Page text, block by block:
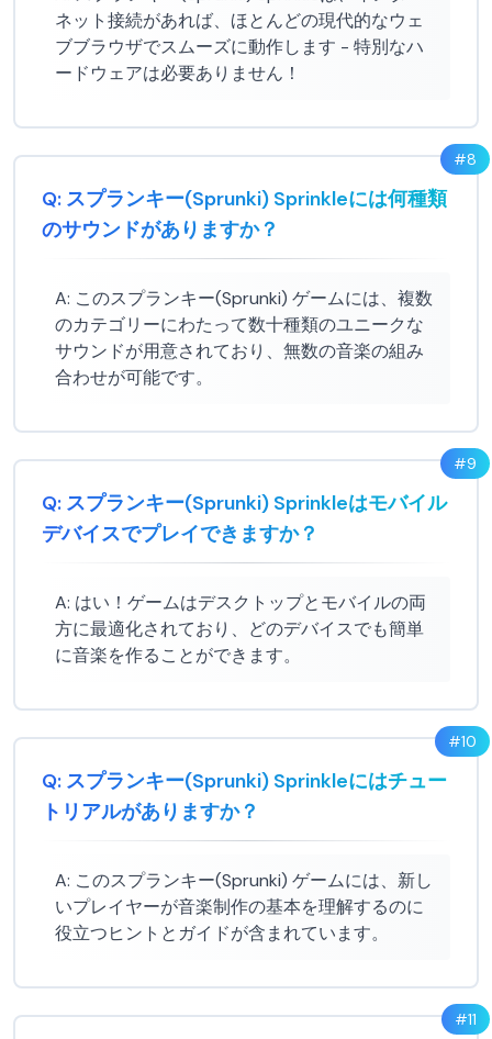
ネット接続があれば、ほとんどの現代的なウェ
ブブラウザでスムーズに動作します - 特別なハ
ードウェアは必要ありません！
#8
Q: スプランキー(Sprunki) Sprinkleには何種類
のサウンドがありますか？
A: このスプランキー(Sprunki) ゲームには、複数
のカテゴリーにわたって数十種類のユニークな
サウンドが用意されており、無数の音楽の組み
合わせが可能です。
#9
Q: スプランキー(Sprunki) Sprinkleはモバイル
デバイスでプレイできますか？
A: はい！ゲームはデスクトップとモバイルの両
方に最適化されており、どのデバイスでも簡単
に音楽を作ることができます。
#10
Q: スプランキー(Sprunki) Sprinkleにはチュー
トリアルがありますか？
A: このスプランキー(Sprunki) ゲームには、新し
いプレイヤーが音楽制作の基本を理解するのに
役立つヒントとガイドが含まれています。
#11